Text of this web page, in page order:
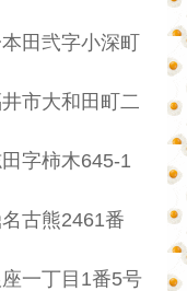
田弐字小深町
市大和田町二
字柿木645-1
古熊2461番
一丁目1番5号